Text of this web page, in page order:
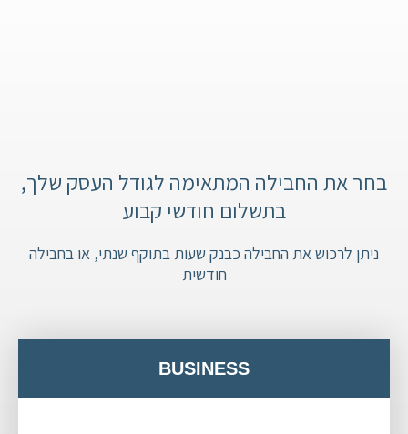
בחר את החבילה המתאימה לגודל העסק שלך,
בתשלום חודשי קבוע
ניתן לרכוש את החבילה כבנק שעות בתוקף שנתי, או בחבילה
חודשית
BUSINESS